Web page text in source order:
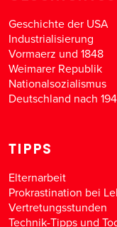
Geschichte der USA
Industrialisierung
Vormaerz und 1848
Weimarer Republik
Nationalsozialismus
Deutschland nach
TIPPS
Elternarbeit
Prokrastination bei
Vertretungsstunden
Technik-Tipps und